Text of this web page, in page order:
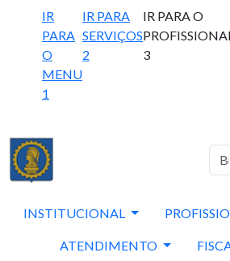
IR
PARA
O
MENU
1
IR PARA
SERVIÇOS
2
IR PARA O
3
INSTITUCIONAL
ATENDIMENTO